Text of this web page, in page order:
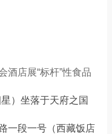
酒店展“标杆”性食品
）坐落于天府之国
一段一号（西藏饭店